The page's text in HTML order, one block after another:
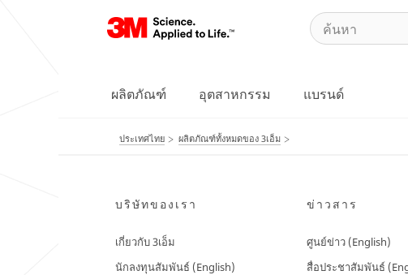
ผลิตภัณฑ์ อุตสาหกรรม แบรนด์
ประเทศไทย ผลิตภัณฑ์ทั้งหมดของ 3เอ็ม
บริษัทของเรา
เกี่ยวกับ 3เอ็ม
นักลงทุนสัมพันธ์ (English)
ข่าวสาร
ศูนย์ข่าว (English)
สื่อประชาสัมพันธ์